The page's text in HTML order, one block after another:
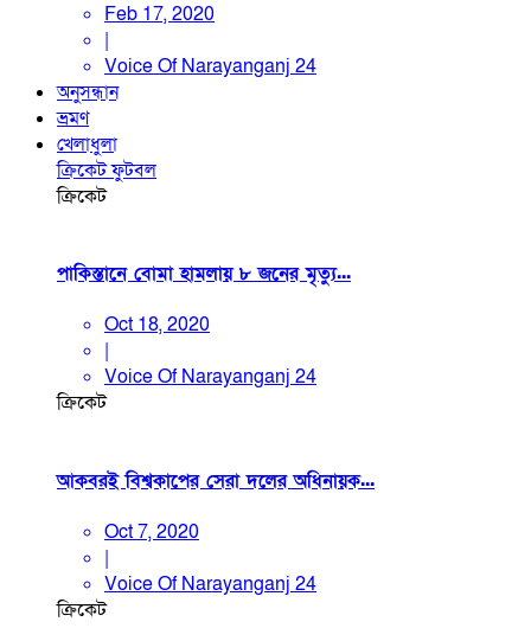
Feb 17, 2020
|
Voice Of Narayanganj 24
অনুসন্ধান
ভ্রমণ
খেলাধুলা
ক্রিকেটফুটবল
ক্রিকেট
পাকিস্তানে বোমা হামলায় ৮ জনের মৃত্যু...
Oct 18, 2020
|
Voice Of Narayanganj 24
ক্রিকেট
আকবরই বিশ্বকাপের সেরা দলের অধিনায়ক...
Oct 7, 2020
|
Voice Of Narayanganj 24
ক্রিকেট